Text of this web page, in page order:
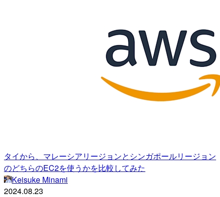
タイから、マレーシアリージョンとシンガポールリージョン
のどちらのEC2を使うかを比較してみた
Keisuke Minami
2024.08.23